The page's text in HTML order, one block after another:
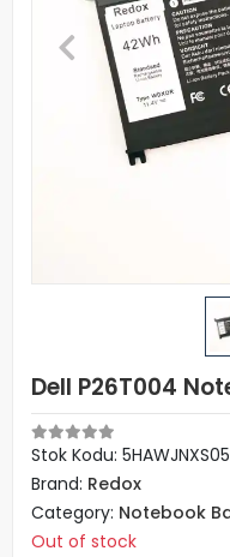
Dell P26T004
Stok Kodu: 5HAWJNXS05
Brand: Redox
Category: Notebook
Out of stock